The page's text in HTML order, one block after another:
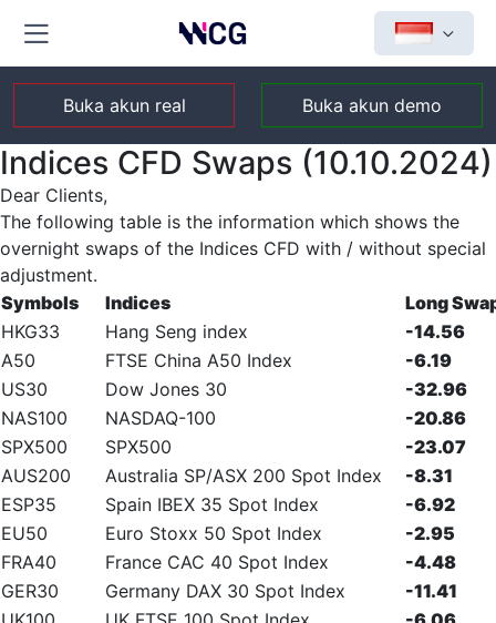
Buka akun real Buka akun demo
Indices CFD Swaps (10.10.2024)
Dear Clients,
The following table is the information which shows the
overnight swaps of the Indices CFD with / without special
adjustment.
Symbols
Indices
Long
HKG33
Hang Seng index
-14.56
A50
FTSE China A50 Index
-6.19
US30
Dow Jones 30
-32.96
NAS100
NASDAQ-100
-20.86
SPX500
SPX500
-23.07
AUS200
Australia SP/ASX 200 Spot Index
-8.31
ESP35
Spain IBEX 35 Spot Index
-6.92
EU50
Euro Stoxx 50 Spot Index
-2.95
FRA40
France CAC 40 Spot Index
-4.48
GER30
Germany DAX 30 Spot Index
-11.41